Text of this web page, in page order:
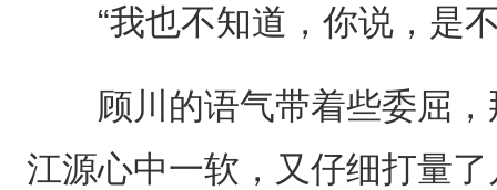
“我也不知道，你说，是不
顾川的语气带着些委屈，
江源心中一软，又仔细打量